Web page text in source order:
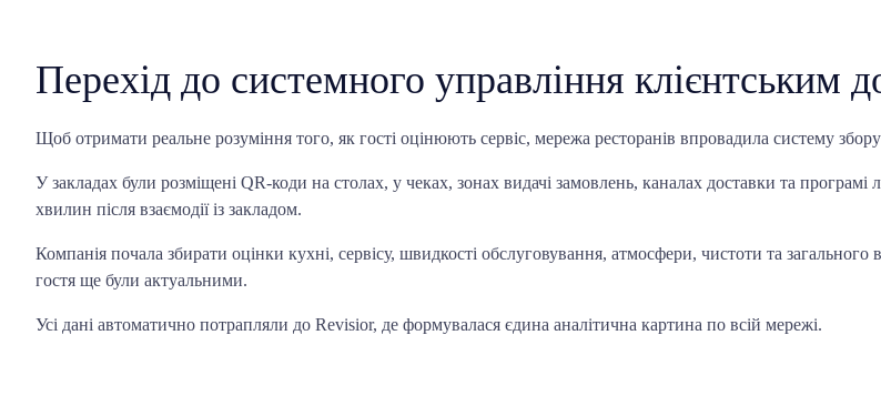
Перехід до системного управління клієнтським
Щоб отримати реальне розуміння того, як гості оцінюють сервіс, мережа ресторанів впровадила систему
У закладах були розміщені QR-коди на столах, у чеках, зонах видачі замовлень, каналах доставки та
хвилин після взаємодії із закладом.
Компанія почала збирати оцінки кухні, сервісу, швидкості обслуговування, атмосфери, чистоти та
гостя ще були актуальними.
Усі дані автоматично потрапляли до Revisior, де формувалася єдина аналітична картина по всій мережі.